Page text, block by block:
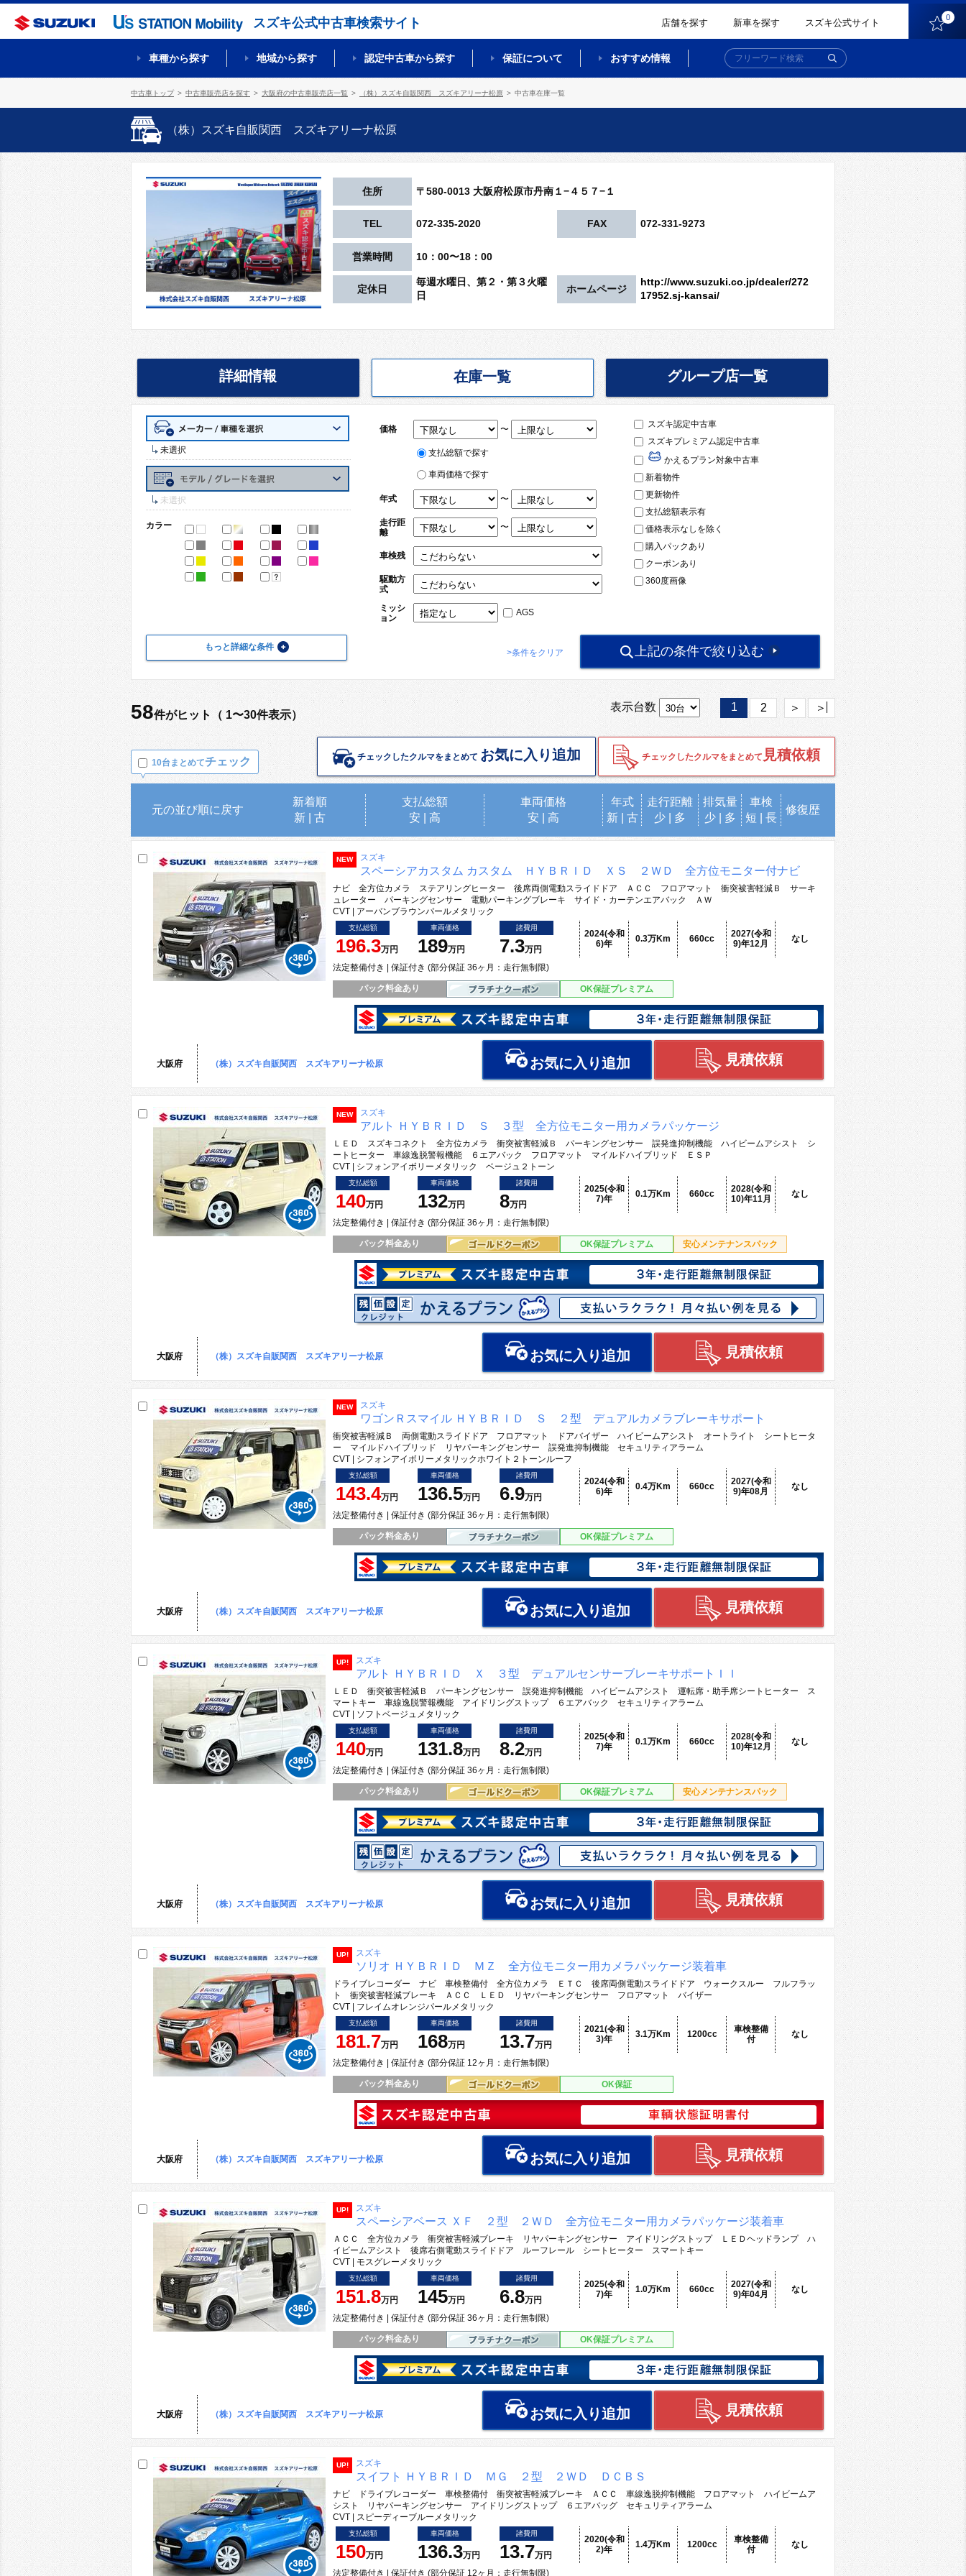
スズキ公式中古車検索サイト 店舗を探す 新車を探す スズキ公式サイト 0
車種から探す 地域から探す 認定中古車から探す 保証について おすすめ情報
中古車トップ 中古車販売店を探す 大阪府の中古車販売店一覧 （株）スズキ自販関西 スズキアリーナ松原 中古車在庫一覧
（株）スズキ自販関西 スズキアリーナ松原
住所 〒580-0013 大阪府松原市丹南１−４５７−１
TEL 072-335-2020 FAX 072-331-9273
営業時間 10：00〜18：00
定休日
毎週水曜日、第２・第３火曜
日
ホームページ
http://www.suzuki.co.jp/dealer/272
17952.sj-kansai/
詳細情報 在庫一覧 グループ店一覧
未選択
未選択
カラー
価格 〜
支払総額で探す
車両価格で探す
年式 〜
走行距
離
〜
車検残
駆動方
式
ミッシ
ョン
AGS
スズキ認定中古車
スズキプレミアム認定中古車
かえるプラン対象中古車
新着物件
更新物件
支払総額表示有
価格表示なしを除く
購入パックあり
クーポンあり
360度画像
もっと詳細な条件
>条件をクリア 上記の条件で絞り込む
58件がヒット（ 1〜30件表示）
1 2 ＞ ＞
表示台数
10台まとめてチェック チェックしたクルマをまとめて お気に入り追加 チェックしたクルマをまとめて 見積依頼
元の並び順に戻す
新着順
新| 古
支払総額
安
高
車両価格
安
高
年式
新| 古
走行距離
少
多
排気量
少| 多
車検
短
長
修復歴
NEW スズキ
スペーシアカスタム カスタム ＨＹＢＲＩＤ ＸＳ ２ＷＤ 全方位モニター付ナビ
ナビ 全方位カメラ ステアリングヒーター 後席両側電動スライドドア ＡＣＣ フロアマット 衝突被害軽減Ｂ サーキ
ュレーター パーキングセンサー 電動パーキングブレーキ サイド・カーテンエアバック ＡＷ
CVT | アーバンブラウンパールメタリック
支払総額
196.3万円
車両価格
189万円
諸費用
7.3万円
2024(令和
6)年
0.3万Km 660cc
2027(令和
9)年12月
なし
法定整備付き | 保証付き (部分保証 36ヶ月：走行無制限)
パック料金あり OK保証プレミアム
大阪府 （株）スズキ自販関西 スズキアリーナ松原 お気に入り追加 見積依頼
NEW スズキ
アルト ＨＹＢＲＩＤ Ｓ ３型 全方位モニター用カメラパッケージ
ＬＥＤ スズキコネクト 全方位カメラ 衝突被害軽減Ｂ パーキングセンサー 誤発進抑制機能 ハイビームアシスト シ
ートヒーター 車線逸脱警報機能 ６エアバック フロアマット マイルドハイブリッド ＥＳＰ
CVT | シフォンアイボリーメタリック ベージュ２トーン
支払総額
140万円
車両価格
132万円
諸費用
8万円
2025(令和
7)年
0.1万Km 660cc
2028(令和
10)年11月
なし
法定整備付き | 保証付き (部分保証 36ヶ月：走行無制限)
パック料金あり OK保証プレミアム 安心メンテナンスパック
大阪府 （株）スズキ自販関西 スズキアリーナ松原 お気に入り追加 見積依頼
NEW スズキ
ワゴンＲスマイル ＨＹＢＲＩＤ Ｓ ２型 デュアルカメラブレーキサポート
衝突被害軽減Ｂ 両側電動スライドドア フロアマット ドアバイザー ハイビームアシスト オートライト シートヒータ
ー マイルドハイブリッド リヤパーキングセンサー 誤発進抑制機能 セキュリティアラーム
CVT | シフォンアイボリーメタリックホワイト２トーンルーフ
支払総額
143.4万円
車両価格
136.5万円
諸費用
6.9万円
2024(令和
6)年
0.4万Km 660cc
2027(令和
9)年08月
なし
法定整備付き | 保証付き (部分保証 36ヶ月：走行無制限)
パック料金あり OK保証プレミアム
大阪府 （株）スズキ自販関西 スズキアリーナ松原 お気に入り追加 見積依頼
UP! スズキ
アルト ＨＹＢＲＩＤ Ｘ ３型 デュアルセンサーブレーキサポートＩＩ
ＬＥＤ 衝突被害軽減Ｂ パーキングセンサー 誤発進抑制機能 ハイビームアシスト 運転席・助手席シートヒーター ス
マートキー 車線逸脱警報機能 アイドリングストップ ６エアバック セキュリティアラーム
CVT | ソフトベージュメタリック
支払総額
140万円
車両価格
131.8万円
諸費用
8.2万円
2025(令和
7)年
0.1万Km 660cc
2028(令和
10)年12月
なし
法定整備付き | 保証付き (部分保証 36ヶ月：走行無制限)
パック料金あり OK保証プレミアム 安心メンテナンスパック
大阪府 （株）スズキ自販関西 スズキアリーナ松原 お気に入り追加 見積依頼
UP! スズキ
ソリオ ＨＹＢＲＩＤ ＭＺ 全方位モニター用カメラパッケージ装着車
ドライブレコーダー ナビ 車検整備付 全方位カメラ ＥＴＣ 後席両側電動スライドドア ウォークスルー フルフラッ
ト 衝突被害軽減ブレーキ ＡＣＣ ＬＥＤ リヤパーキングセンサー フロアマット バイザー
CVT | フレイムオレンジパールメタリック
支払総額
181.7万円
車両価格
168万円
諸費用
13.7万円
2021(令和
3)年
3.1万Km 1200cc
車検整備
付
なし
法定整備付き | 保証付き (部分保証 12ヶ月：走行無制限)
パック料金あり OK保証
大阪府 （株）スズキ自販関西 スズキアリーナ松原 お気に入り追加 見積依頼
UP! スズキ
スペーシアベース ＸＦ ２型 ２ＷＤ 全方位モニター用カメラパッケージ装着車
ＡＣＣ 全方位カメラ 衝突被害軽減ブレーキ リヤパーキングセンサー アイドリングストップ ＬＥＤヘッドランプ ハ
イビームアシスト 後席右側電動スライドドア ルーフレール シートヒーター スマートキー
CVT | モスグレーメタリック
支払総額
151.8万円
車両価格
145万円
諸費用
6.8万円
2025(令和
7)年
1.0万Km 660cc
2027(令和
9)年04月
なし
法定整備付き | 保証付き (部分保証 36ヶ月：走行無制限)
パック料金あり OK保証プレミアム
大阪府 （株）スズキ自販関西 スズキアリーナ松原 お気に入り追加 見積依頼
UP! スズキ
スイフト ＨＹＢＲＩＤ ＭＧ ２型 ２ＷＤ ＤＣＢＳ
ナビ ドライブレコーダー 車検整備付 衝突被害軽減ブレーキ ＡＣＣ 車線逸脱抑制機能 フロアマット ハイビームア
シスト リヤパーキングセンサー アイドリングストップ ６エアバッグ セキュリティアラーム
CVT | スピーディーブルーメタリック
支払総額
150万円
車両価格
136.3万円
諸費用
13.7万円
2020(令和
2)年
1.4万Km 1200cc
車検整備
付
なし
法定整備付き | 保証付き (部分保証 12ヶ月：走行無制限)